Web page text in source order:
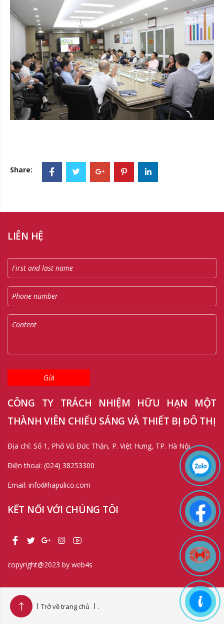
Share:
LIÊN HỆ
Gửi
CÔNG TY TRÁCH NHIỆM HỮU HẠN MỘT
THÀNH VIÊN CHIẾU SÁNG VÀ THIẾT BỊ ĐÔ THỊ
Địa chỉ: Số 1, Phố Vũ Đức Thận, P. Việt Hưng, TP. Hà Nội.
Điện thoại: (024) 38253300
Email: info@hapulico.com
KẾT NỐI VỚI CHÚNG TÔI
copyright@2023 by web4s
Trở về trang chủ .